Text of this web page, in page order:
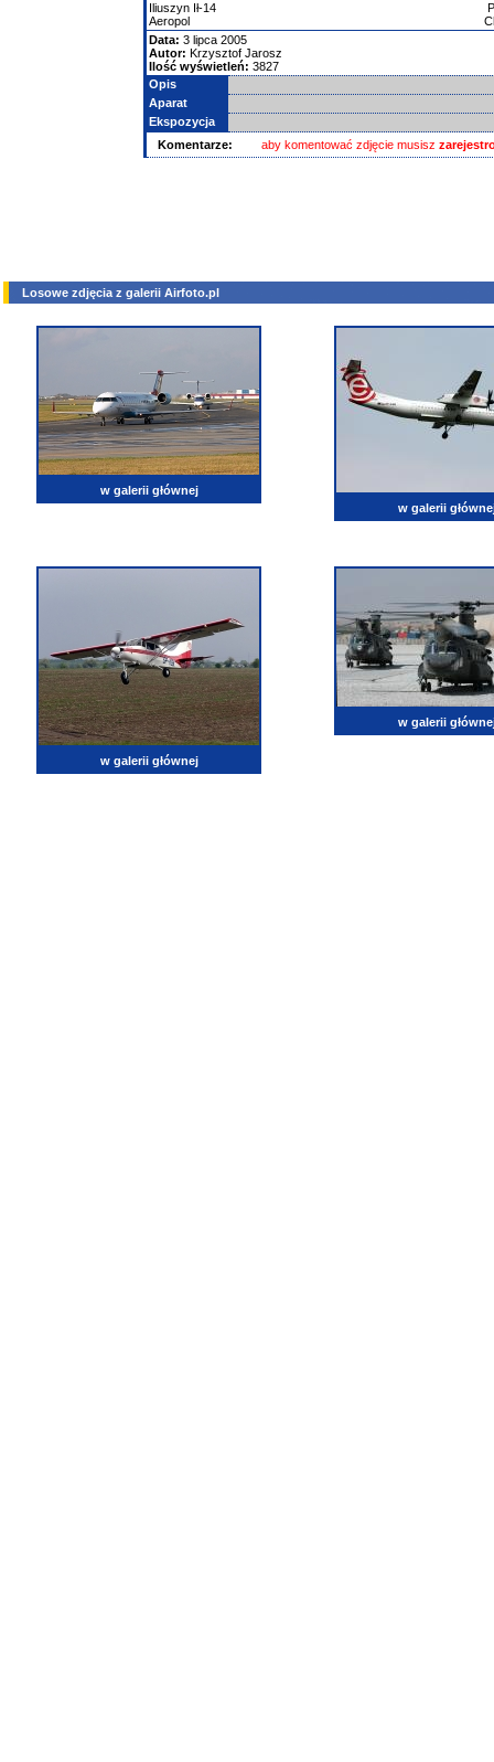
Iliuszyn Ił-14
Aeropol
Data: 3 lipca 2005
Autor: Krzysztof Jarosz
Ilość wyświetleń: 3827
Opis
Aparat
Ekspozycja
Komentarze:
aby komentować zdjęcie musisz
Losowe zdjęcia z galerii Airfoto.pl
w galerii głównej
w galerii
w galerii głównej
w galerii